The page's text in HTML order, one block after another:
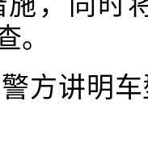
。
方讲明